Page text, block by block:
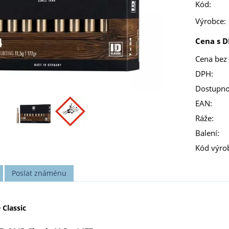
Kód:
Výrobce:
Cena s
Cena
DPH:
EAN:
Ráže:
Balení:
Kód
Poslat známénu